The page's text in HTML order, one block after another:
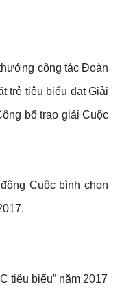
công tác Đoàn
trẻ tiêu biểu đạt Giải
bố trao giải Cuộc
Cuộc bình chọn
tiêu biểu” năm 2017